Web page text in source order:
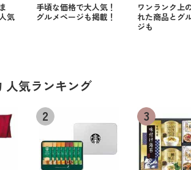
気
手頃な価格で大人気！
グルメページも掲載！
ワンランク上
れた商品とグ
ジも
人気ランキング